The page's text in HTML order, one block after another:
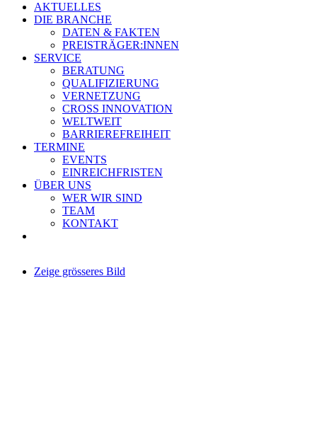
AKTUELLES
DIE BRANCHE
DATEN & FAKTEN
PREISTRÄGER:INNEN
SERVICE
BERATUNG
QUALIFIZIERUNG
VERNETZUNG
CROSS INNOVATION
WELTWEIT
BARRIEREFREIHEIT
TERMINE
EVENTS
EINREICHFRISTEN
ÜBER UNS
WER WIR SIND
TEAM
KONTAKT
Zeige grösseres Bild